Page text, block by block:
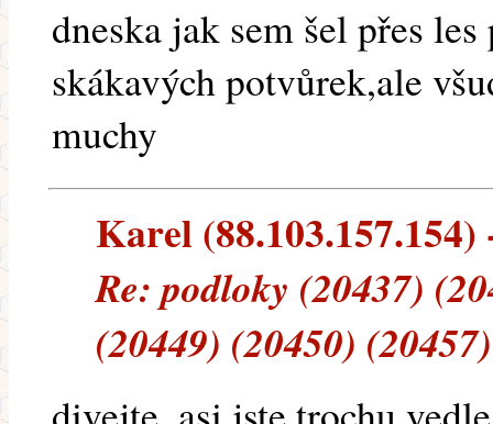
dneska jak sem šel přes
skákavých potvůrek,ale
muchy
Karel (88.103.157.154)
Re: podloky (20437)
(20449) (20450) (20457)